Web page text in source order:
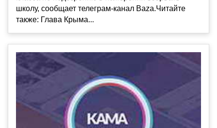
школу, сообщает телеграм-канал Baza.Читайте
также: Глава Крыма...